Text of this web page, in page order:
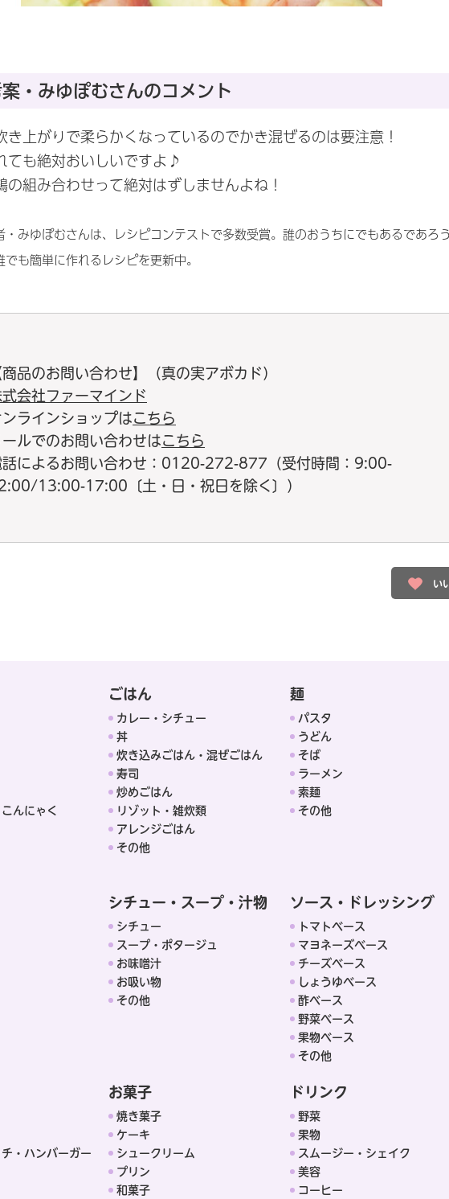
案・みゆぽむさんのコメント
き上がりで柔らかくなっているのでかき混ぜるのは要注意！
ても絶対おいしいですよ♪
の組み合わせって絶対はずしませんよね！
・みゆぽむさんは、レシピコンテストで多数受賞。誰のおうちにでもあるであろ
でも簡単に作れるレシピを更新中。
商品のお問い合わせ】（真の実アボカド）
会社ファーマインド
ンラインショップはこちら
ールでのお問い合わせはこちら
話によるお問い合わせ：0120-272-877（受付時間：9:00-
13:00-17:00〔土・日・祝日を除く〕）
い
んにゃく
ごはん
カレー・シチュー
丼
炊き込みごはん・混ぜごはん
寿司
炒めごはん
リゾット・雑炊類
アレンジごはん
その他
麺
パスタ
うどん
そば
ラーメン
素麺
その他
シチュー・スープ・汁物
シチュー
スープ・ポタージュ
お味噌汁
お吸い物
その他
ソース・ドレッシング
トマトベース
マヨネーズベース
チーズベース
しょうゆベース
酢ベース
野菜ベース
果物ベース
その他
・ハンバーガー
お菓子
焼き菓子
ケーキ
シュークリーム
プリン
和菓子
ドリンク
野菜
果物
スムージー・シェイク
美容
コーヒー